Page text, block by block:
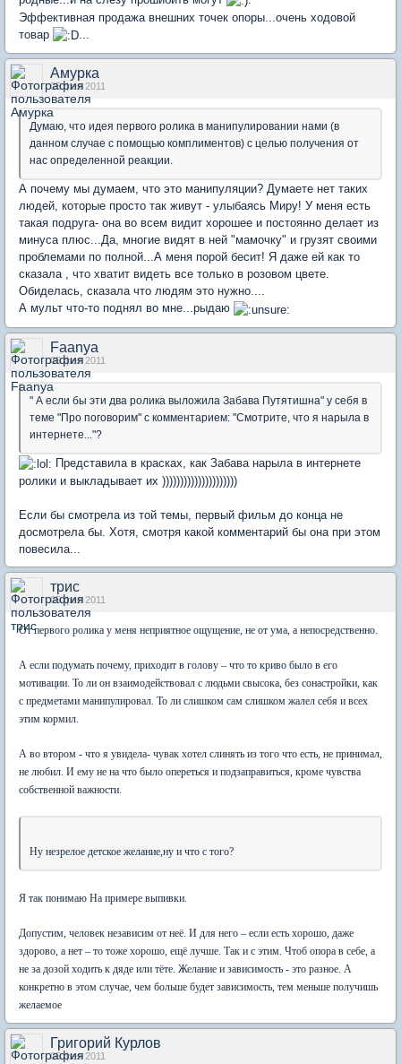
Эффективная продажа внешних точек опоры...очень ходовой
товар
...
Амурка
05 фев 2011
Думаю, что идея первого ролика в манипулировании нами (в
данном случае с помощью комплиментов) с целью получения от
нас определенной реакции.
А почему мы думаем, что это манипуляции? Думаете нет таких
людей, которые просто так живут - улыбаясь Миру! У меня есть
такая подруга- она во всем видит хорошее и постоянно делает из
минуса плюс...Да, многие видят в ней "мамочку" и грузят своими
проблемами по полной...А меня порой бесит! Я даже ей как то
сказала , что хватит видеть все только в розовом цвете.
Обиделась, сказала что людям это нужно....
А мульт что-то поднял во мне...рыдаю
Faanya
05 фев 2011
" А если бы эти два ролика выложила Забава Путятишна" у себя в
теме "Про поговорим" с комментарием: "Смотрите, что я нарыла в
интернете..."?
Представила в красках, как Забава нарыла в интернете
ролики и выкладывает их )))))))))))))))))))))
Если бы смотрела из той темы, первый фильм до конца не
досмотрела бы. Хотя, смотря какой комментарий бы она при этом
повесила...
трис
05 фев 2011
От первого ролика у меня неприятное ощущение, не от ума, а непосредственно.
А если подумать почему, приходит в голову – что то криво было в его
мотивации. То ли он взаимодействовал с людьми свысока, без сонастройки, как
с предметами манипулировал. То ли слишком сам слишком жалел себя и всех
этим кормил.
А во втором - что я увидела- чувак хотел слинять из того что есть, не принимал,
не любил. И ему не на что было опереться и подзаправиться, кроме чувства
собственной важности.
Ну незрелое детское желание,ну и что с того?
Я так понимаю На примере выпивки.
Допустим, человек независим от неё. И для него – если есть хорошо, даже
здорово, а нет – то тоже хорошо, ещё лучше. Так и с этим. Чтоб опора в себе, а
не за дозой ходить к дяде или тёте. Желание и зависимость - это разное. А
конкретно в этом случае, чем больше будет зависимость, тем меньше получишь
желаемое
Григорий Курлов
05 фев 2011